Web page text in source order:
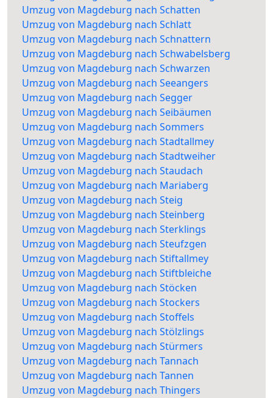
Umzug von Magdeburg nach Schatten
Umzug von Magdeburg nach Schlatt
Umzug von Magdeburg nach Schnattern
Umzug von Magdeburg nach Schwabelsberg
Umzug von Magdeburg nach Schwarzen
Umzug von Magdeburg nach Seeangers
Umzug von Magdeburg nach Segger
Umzug von Magdeburg nach Seibäumen
Umzug von Magdeburg nach Sommers
Umzug von Magdeburg nach Stadtallmey
Umzug von Magdeburg nach Stadtweiher
Umzug von Magdeburg nach Staudach
Umzug von Magdeburg nach Mariaberg
Umzug von Magdeburg nach Steig
Umzug von Magdeburg nach Steinberg
Umzug von Magdeburg nach Sterklings
Umzug von Magdeburg nach Steufzgen
Umzug von Magdeburg nach Stiftallmey
Umzug von Magdeburg nach Stiftbleiche
Umzug von Magdeburg nach Stöcken
Umzug von Magdeburg nach Stockers
Umzug von Magdeburg nach Stoffels
Umzug von Magdeburg nach Stölzlings
Umzug von Magdeburg nach Stürmers
Umzug von Magdeburg nach Tannach
Umzug von Magdeburg nach Tannen
Umzug von Magdeburg nach Thingers